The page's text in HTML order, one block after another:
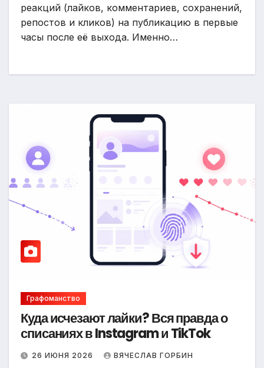
реакций (лайков, комментариев, сохранений,
репостов и кликов) на публикацию в первые
часы после её выхода. Именно…
Графоманство
Куда исчезают лайки? Вся правда о
списаниях в Instagram и TikTok
26 ИЮНЯ 2026 ВЯЧЕСЛАВ ГОРБИН